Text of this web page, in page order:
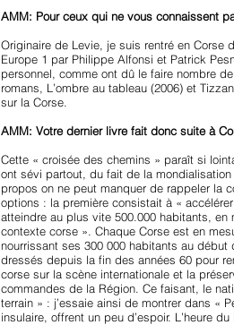
AMM: Pour ceux qui ne vous connaissent
Originaire de Levie, je suis rentré en Corse
Europe 1 par Philippe Alfonsi et Patrick
personnel, comme ont dû le faire nombre
romans, L’ombre au tableau (2006) et
sur la Corse.
AMM: Votre dernier livre fait donc suite à
Cette « croisée des chemins » paraît si
ont sévi partout, du fait de la
propos on ne peut manquer de rappeler la
options : la première consistait à «
atteindre au plus vite 500.000 habitants,
contexte corse ». Chaque Corse est en
nourrissant ses 300 000 habitants au
dressés depuis la fin des années 60 pour
corse sur la scène internationale et la
commandes de la Région. Ce faisant, le
terrain » : j’essaie ainsi de montrer dans «
insulaire, offrent un peu d’espoir. L’heure